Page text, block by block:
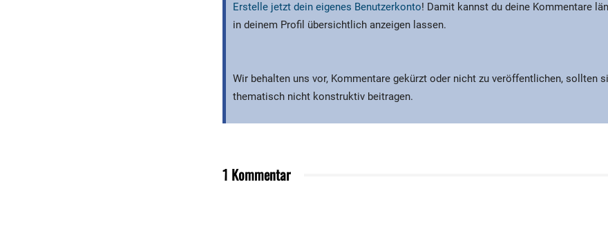
Erstelle jetzt dein eigenes Benutzerkonto! Damit kannst du deine Kommentare
in deinem Profil übersichtlich anzeigen lassen.
Wir behalten uns vor, Kommentare gekürzt oder nicht zu veröffentlichen, sollten
thematisch nicht konstruktiv beitragen.
1 Kommentar